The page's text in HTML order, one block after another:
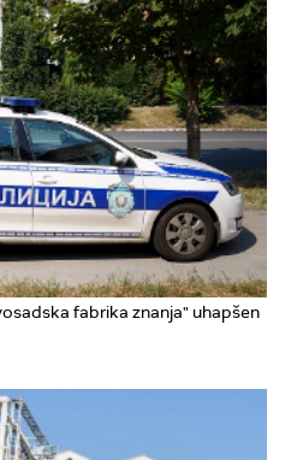
fabrika znanja" uhapšen